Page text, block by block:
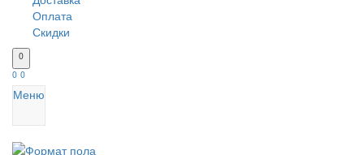
Оплата
Скидки
0
0 0
Меню